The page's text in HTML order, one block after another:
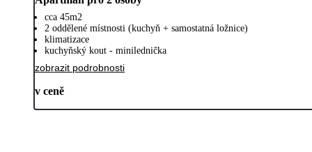
cca 45m2
2 oddělené místnosti (kuchyň + samostatná ložnice)
klimatizace
kuchyňský kout - minilednička
zobrazit podrobnosti
v ceně